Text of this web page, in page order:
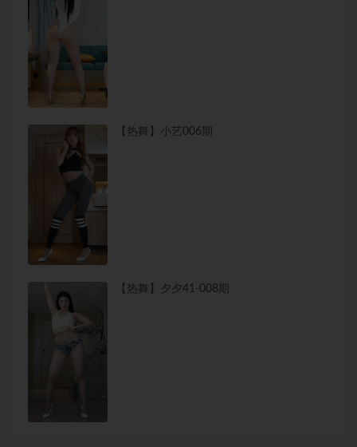
【热舞】小艺006期
【热舞】夕夕41-008期